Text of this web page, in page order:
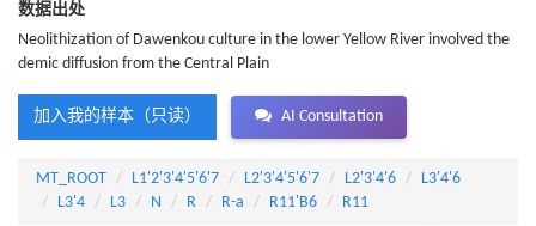
数据出处
Neolithization of Dawenkou culture in the lower Yellow River involved the
demic diffusion from the Central Plain
加入我的样本（只读） AI Consultation
MT_ROOT L1'2'3'4'5'6'7 L2'3'4'5'6'7 L2'3'4'6
L3'4'6
L3'4
L3 N R R-a R11'B6 R11